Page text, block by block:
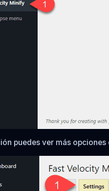
puedes ver más